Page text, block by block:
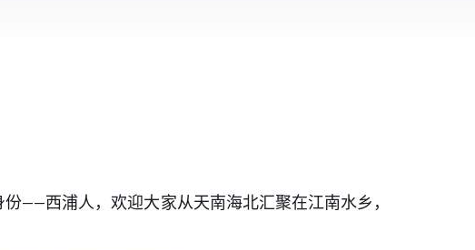
——西浦人，欢迎大家从天南海北汇聚在江南水乡，